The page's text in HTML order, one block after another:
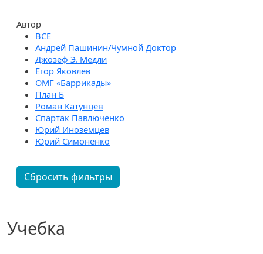
Учебка
Автор
Андрей Пашинин/Чумной Доктор
Джозеф Э. Медли
Егор Яковлев
ОМГ «Баррикады»
План Б
Роман Катунцев
Спартак Павлюченко
Юрий Иноземцев
Юрий Симоненко
Сбросить фильтры